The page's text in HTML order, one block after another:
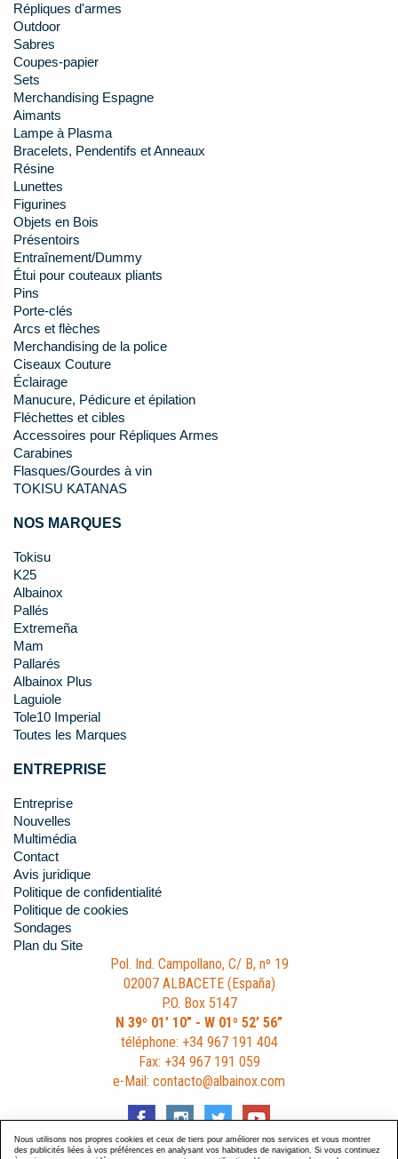
Répliques d'armes
Outdoor
Sabres
Coupes-papier
Sets
Merchandising Espagne
Aimants
Lampe à Plasma
Bracelets, Pendentifs et Anneaux
Résine
Lunettes
Figurines
Objets en Bois
Présentoirs
Entraînement/Dummy
Étui pour couteaux pliants
Pins
Porte-clés
Arcs et flèches
Merchandising de la police
Ciseaux Couture
Éclairage
Manucure, Pédicure et épilation
Fléchettes et cibles
Accessoires pour Répliques Armes
Carabines
Flasques/Gourdes à vin
TOKISU KATANAS
NOS MARQUES
Tokisu
K25
Albainox
Pallés
Extremeña
Mam
Pallarés
Albainox Plus
Laguiole
Tole10 Imperial
Toutes les Marques
ENTREPRISE
Entreprise
Nouvelles
Multimédia
Contact
Avis juridique
Politique de confidentialité
Politique de cookies
Sondages
Plan du Site
Pol. Ind. Campollano, C/ B, nº 19
02007 ALBACETE (España)
P.O. Box 5147
N 39º 01’ 10” - W 01º 52’ 56”
téléphone: +34 967 191 404
Fax: +34 967 191 059
e-Mail: contacto@albainox.com
Nous utilisons nos propres cookies et ceux de tiers pour améliorer nos services et vous montrer
des publicités liées à vos préférences en analysant vos habitudes de navigation. Si vous continuez